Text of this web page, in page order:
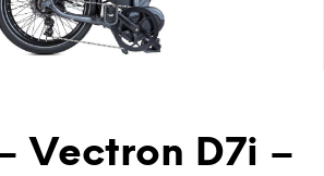
Vectron D7i –